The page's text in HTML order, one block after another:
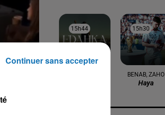
15h44
15h44 15h30
15h30
BENAB, ZAHO
Haya
Continuer sans accepter